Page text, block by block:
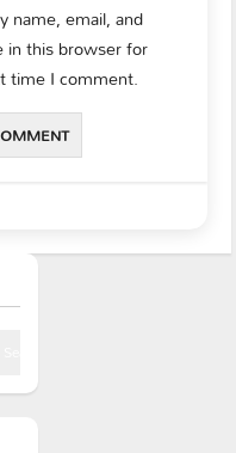
name, email, and
in this browser for
time I comment.